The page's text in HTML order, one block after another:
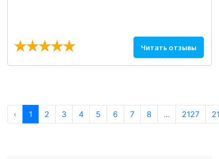
Читать отзывы
‹ 1 2 3 4 5 6 7 8 ... 2127